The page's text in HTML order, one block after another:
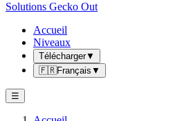
Solutions Gecko Out
Accueil
Niveaux
Télécharger▼
🇫🇷Français ▼
☰